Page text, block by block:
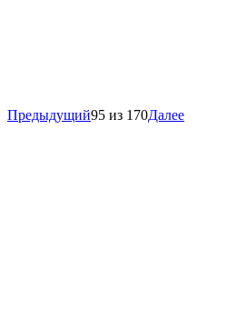
Предыдущий95 из 170Далее